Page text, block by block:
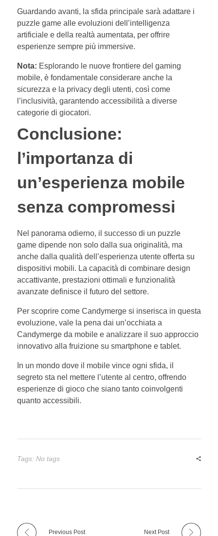
Guardando avanti, la sfida principale sarà adattare i
puzzle game alle evoluzioni dell’intelligenza
artificiale e della realtà aumentata, per offrire
esperienze sempre più immersive.
Nota: Esplorando le nuove frontiere del gaming
mobile, è fondamentale considerare anche la
sicurezza e la privacy degli utenti, così come
l’inclusività, garantendo accessibilità a diverse
categorie di giocatori.
Conclusione:
l’importanza di
un’esperienza mobile
senza compromessi
Nel panorama odierno, il successo di un puzzle
game dipende non solo dalla sua originalità, ma
anche dalla qualità dell’esperienza utente offerta su
dispositivi mobili. La capacità di combinare design
accattivante, prestazioni ottimali e funzionalità
avanzate definisce il futuro del settore.
Per scoprire come Candymerge si inserisca in questa
evoluzione, vale la pena dai un’occhiata a
Candymerge da mobile e analizzare il suo approccio
innovativo alla fruizione su smartphone e tablet.
In un mondo dove il mobile vince ogni sfida, il
segreto sta nel mettere l’utente al centro, offrendo
esperienze di gioco che siano tanto coinvolgenti
quanto accessibili.
Tags: No tags
Previous Post Next Post